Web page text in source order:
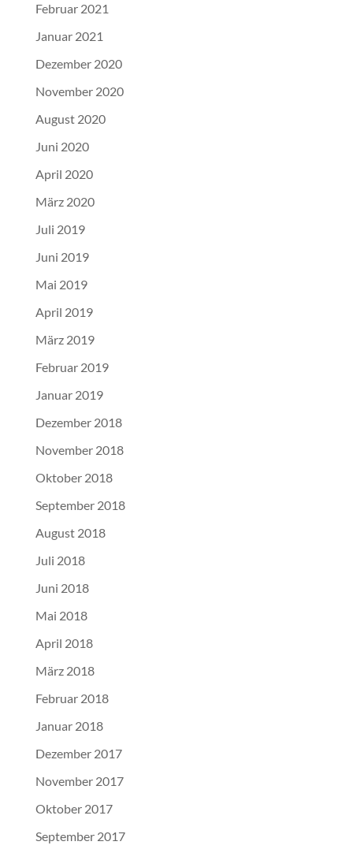
Februar 2021
Januar 2021
Dezember 2020
November 2020
August 2020
Juni 2020
April 2020
März 2020
Juli 2019
Juni 2019
Mai 2019
April 2019
März 2019
Februar 2019
Januar 2019
Dezember 2018
November 2018
Oktober 2018
September 2018
August 2018
Juli 2018
Juni 2018
Mai 2018
April 2018
März 2018
Februar 2018
Januar 2018
Dezember 2017
November 2017
Oktober 2017
September 2017